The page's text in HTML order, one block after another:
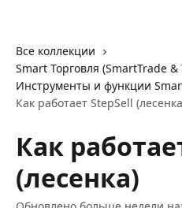
Все коллекции
Smart Торговля (SmartTrade
Инструменты и функции
Как работает StepSell
Как
(лесенка)